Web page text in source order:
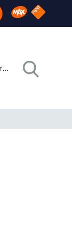
Omroep MAX
NPO
Registreren